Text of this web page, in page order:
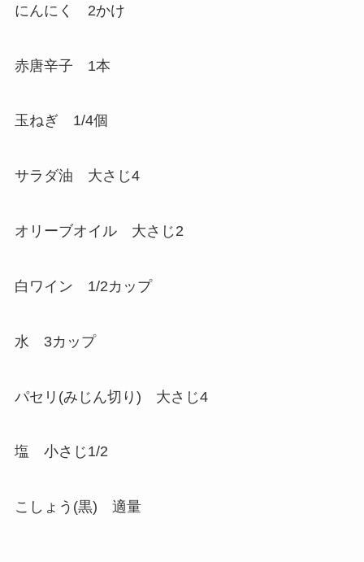
にんにく 2かけ
赤唐辛子 1本
玉ねぎ 1/4個
サラダ油 大さじ4
オリーブオイル 大さじ2
白ワイン 1/2カップ
水 3カップ
パセリ(みじん切り) 大さじ4
塩 小さじ1/2
こしょう(黒) 適量